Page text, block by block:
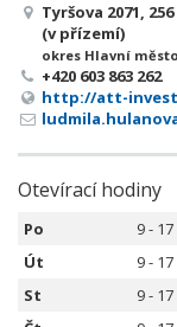
Tyršova 2071,
(v přízemí)
okres Hlavní
+420 603 863 262
http://att-
Otevírací hodiny
Po
9 - 17
Út
9 - 17
St
9 - 17